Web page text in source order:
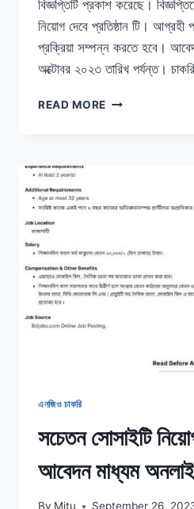
বিজ্ঞপ্তিটি প্রকাশ করেছে।
নিয়োগ দেবে প্রতিষ্ঠান টি। আগ্রহী
প্রক্রিয়া সম্পন্ন করতে হবে।
অক্টোবর ২০২৩ তারিখ পর্যন্ত।
READ MORE শক্তি
এনজিও চাকরি
সচেতন সোসাইটি
আবেদন মাধ্যম
By Mitu September 26,